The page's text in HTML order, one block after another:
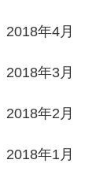
2018年4月
2018年3月
2018年2月
2018年1月